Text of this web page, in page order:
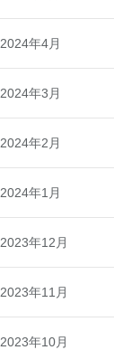
2024年4月
2024年3月
2024年2月
2024年1月
2023年12月
2023年11月
2023年10月